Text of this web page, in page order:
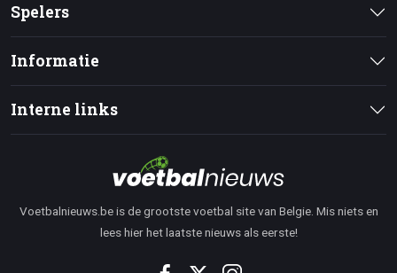
Spelers
Informatie
Interne links
Voetbalnieuws.be is de grootste voetbal site van Belgie. Mis niets en
lees hier het laatste nieuws als eerste!